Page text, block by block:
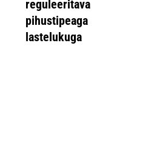
reguleeritava
pihustipeaga
lastelukuga